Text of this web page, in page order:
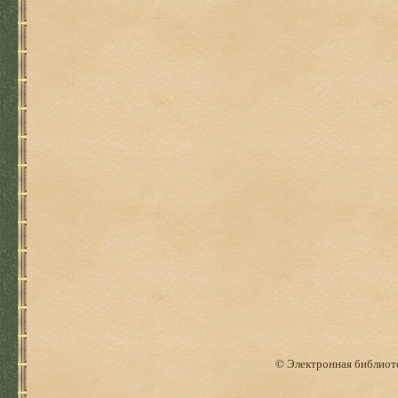
© Электронная